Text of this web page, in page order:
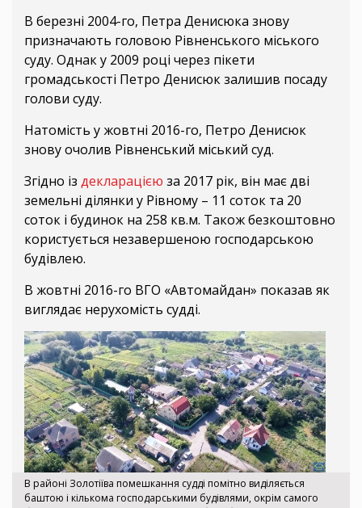
В березні 2004-го, Петра Денисюка знову
призначають головою Рівненського міського
суду. Однак у 2009 році через пікети
громадськості Петро Денисюк залишив посаду
голови суду.
Натомість у жовтні 2016-го, Петро Денисюк
знову очолив Рівненський міський суд.
Згідно із декларацією за 2017 рік, він має дві
земельні ділянки у Рівному – 11 соток та 20
соток і будинок на 258 кв.м. Також безкоштовно
користується незавершеною господарською
будівлею.
В жовтні 2016-го ВГО «Автомайдан» показав як
виглядає нерухомість судді.
В районі Золотіїва помешкання судді помітно виділяється
баштою і кількома господарськими будівлями, окрім самого